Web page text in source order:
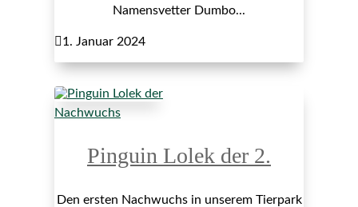
Namensvetter Dumbo...
1. Januar 2024
Nachwuchs
Pinguin Lolek der 2.
Den ersten Nachwuchs in unserem Tierpark